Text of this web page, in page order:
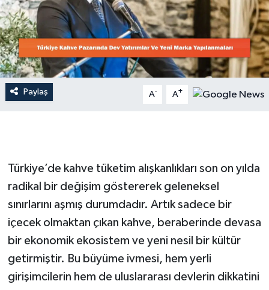
Paylaş A- A+
Türkiye’de kahve tüketim alışkanlıkları son on yılda
radikal bir değişim göstererek geleneksel
sınırlarını aşmış durumdadır. Artık sadece bir
içecek olmaktan çıkan kahve, beraberinde devasa
bir ekonomik ekosistem ve yeni nesil bir kültür
getirmiştir. Bu büyüme ivmesi, hem yerli
girişimcilerin hem de uluslararası devlerin dikkatini